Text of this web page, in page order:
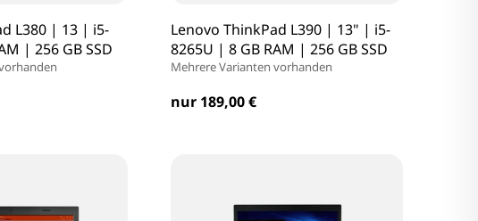
L380 | 13 | i5-
| 256 GB SSD
Lenovo ThinkPad L390 | 13" | i5-
8265U | 8 GB RAM | 256 GB SSD
Mehrere Varianten vorhanden
nur 189,00 €